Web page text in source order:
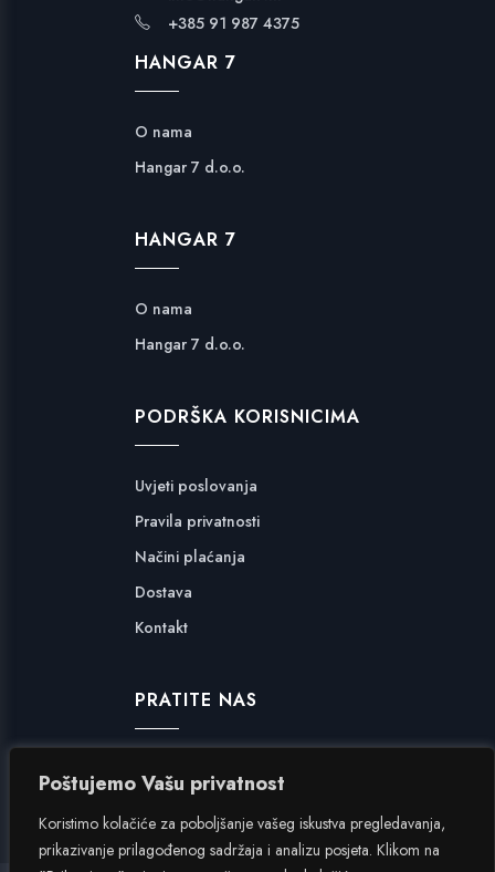
Poštujemo Vašu privatnost
Koristimo kolačiće za poboljšanje vašeg iskustva pregledavanja,
prikazivanje prilagođenog sadržaja i analizu posjeta. Klikom na
+385 91 987 4375
HANGAR 7
O nama
Hangar 7 d.o.o.
HANGAR 7
O nama
Hangar 7 d.o.o.
PODRŠKA KORISNICIMA
Uvjeti poslovanja
Pravila privatnosti
Načini plaćanja
Dostava
Kontakt
PRATITE NAS